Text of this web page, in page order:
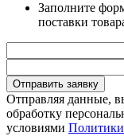
Заполните
поставки
Отправить заявку
Отправляя данные,
обработку
условиями